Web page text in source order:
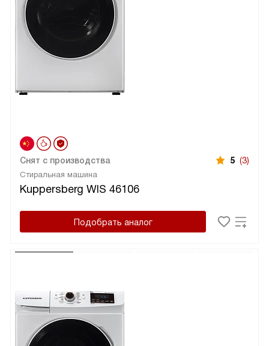
Стиральная машина
Kuppersberg WIS 46106
Снят с производства 5 (3)
Подобрать аналог